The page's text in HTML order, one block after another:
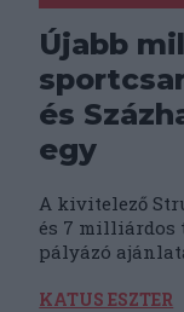
Újabb
és
egy
A kivitelező
és 7 milliárdos
pályázó
KATUS ESZTER